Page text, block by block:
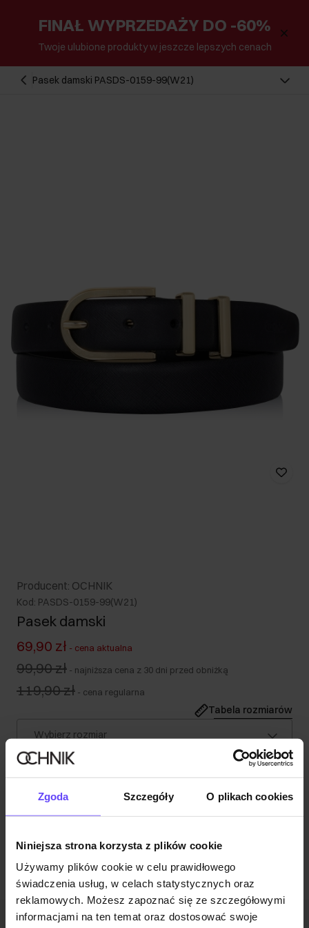
Zgoda Szczegóły O plikach cookies
Niniejsza strona korzysta z plików cookie
Używamy plików cookie w celu prawidłowego
świadczenia usług, w celach statystycznych oraz
reklamowych. Możesz zapoznać się ze szczegółowymi
informacjami na ten temat oraz dostosować swoje
FINAŁ WYPRZEDAŻY DO -60%
Twoje ulubione produkty w jeszcze lepszych cenach
Pasek damski PASDS-0159-99(W21)
Producent: OCHNIK
Kod: PASDS-0159-99(W21)
Pasek damski
69,90 zł - cena aktualna
99,90 zł - najniższa cena z 30 dni przed obniżką
119,90 zł - cena regularna
Tabela rozmiarów
Wybierz rozmiar
Wysyłka w 1 dzień roboczy